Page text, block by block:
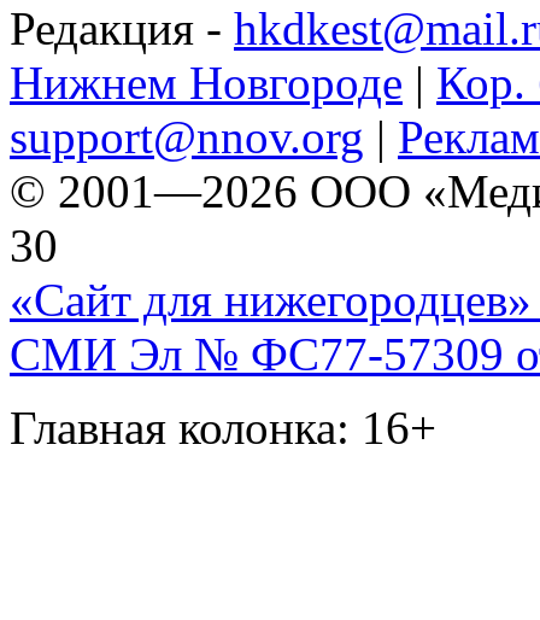
Редакция -
Нижнем Новгороде | Кор.
support@nnov.org |
© 2001—2026 ООО
30
«Сайт для нижегородцев»
СМИ Эл № ФС77-57309
Главная колонка: 16+